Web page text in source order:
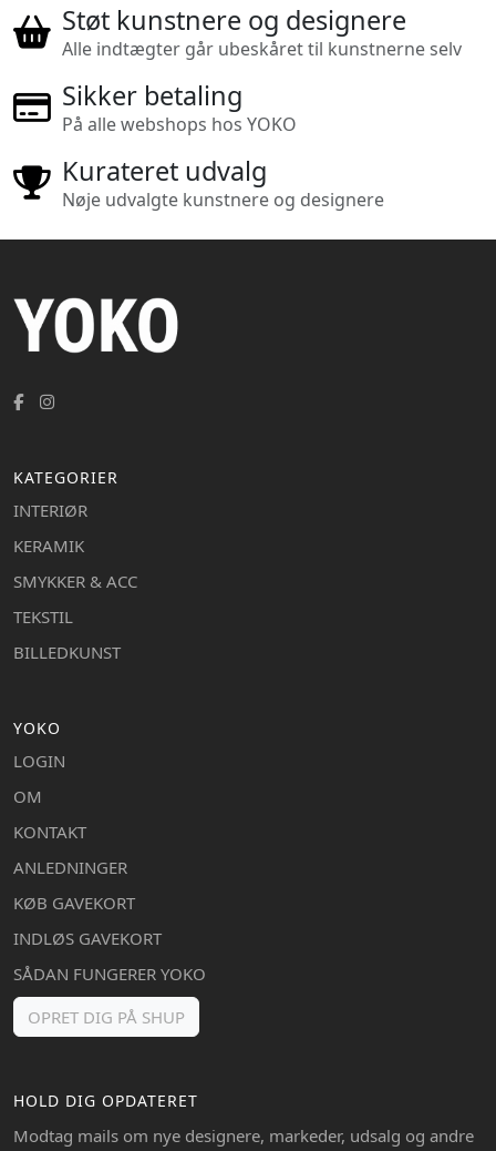
Støt kunstnere og designere
Alle indtægter går ubeskåret til kunstnerne selv
Sikker betaling
På alle webshops hos YOKO
Kurateret udvalg
Nøje udvalgte kunstnere og designere
KATEGORIER
INTERIØR
KERAMIK
SMYKKER & ACC
TEKSTIL
BILLEDKUNST
YOKO
LOGIN
OM
KONTAKT
ANLEDNINGER
KØB GAVEKORT
INDLØS GAVEKORT
SÅDAN FUNGERER YOKO
OPRET DIG PÅ SHUP
HOLD DIG OPDATERET
Modtag mails om nye designere, markeder, udsalg og andre